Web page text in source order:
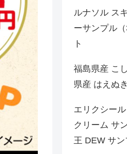
ルナソル ス
ーサンプル
ト
福島県産 こ
県産 はえぬ
エリクシー
クリーム サ
王 DEW サ